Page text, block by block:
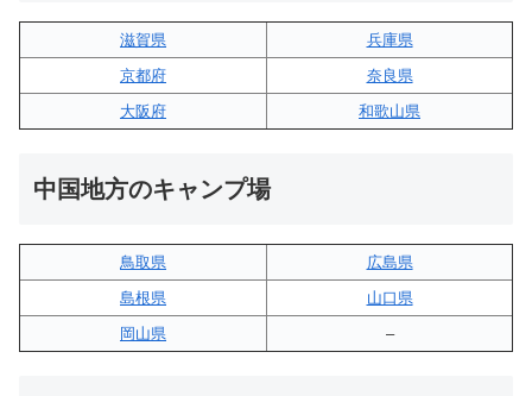
滋賀県
兵庫県
京都府
奈良県
大阪府
和歌山県
中国地方のキャンプ場
鳥取県
広島県
島根県
山口県
岡山県
–